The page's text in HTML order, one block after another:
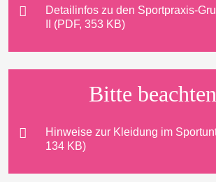
Detailinfos zu den Sportpraxis-
II (PDF, 353 KB)
Bitte
Hinweise zur Kleidung im
134 KB)